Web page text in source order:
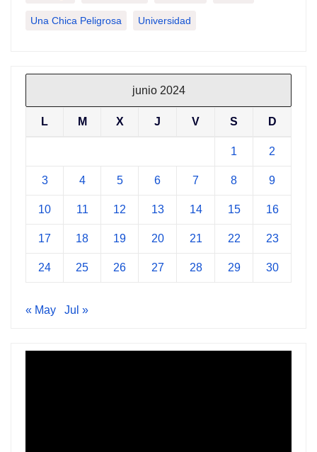
Una Chica Peligrosa Universidad
junio 2024
L M X J V S D
1 2
3 4 5 6 7 8 9
10 11 12 13 14 15 16
17 18 19 20 21 22 23
24 25 26 27 28 29 30
« May Jul »